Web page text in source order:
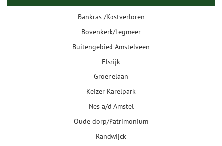
Bankras /Kostverloren
Bovenkerk/Legmeer
Buitengebied Amstelveen
Elsrijk
Groenelaan
Keizer Karelpark
Nes a/d Amstel
Oude dorp/Patrimonium
Randwijck